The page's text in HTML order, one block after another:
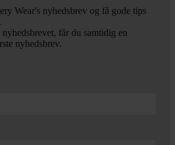
Wear's nyhedsbrev og få gode tips
får du samtidig en
nyhedsbrev.